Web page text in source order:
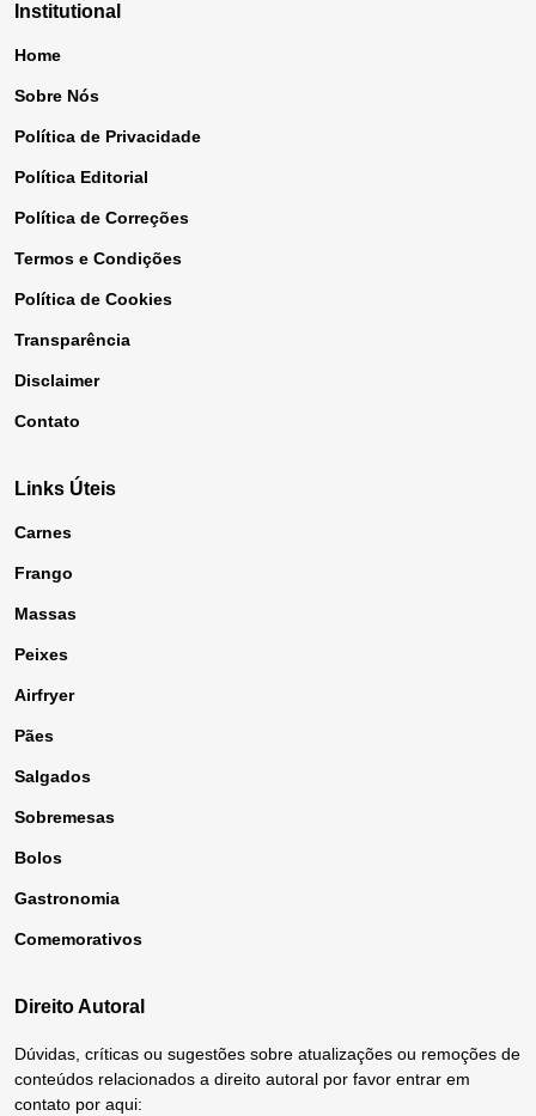
Institutional
Home
Sobre Nós
Política de Privacidade
Política Editorial
Política de Correções
Termos e Condições
Política de Cookies
Transparência
Disclaimer
Contato
Links Úteis
Carnes
Frango
Massas
Peixes
Airfryer
Pães
Salgados
Sobremesas
Bolos
Gastronomia
Comemorativos
Direito Autoral
Dúvidas, críticas ou sugestões sobre atualizações ou remoções de
conteúdos relacionados a direito autoral por favor entrar em
contato por aqui: